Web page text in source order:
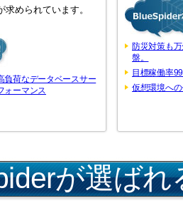
められています。
負荷なデータベースサー
ォーマンス
防災対策も
盤。
目標稼働率
仮想環境へ
が選ば